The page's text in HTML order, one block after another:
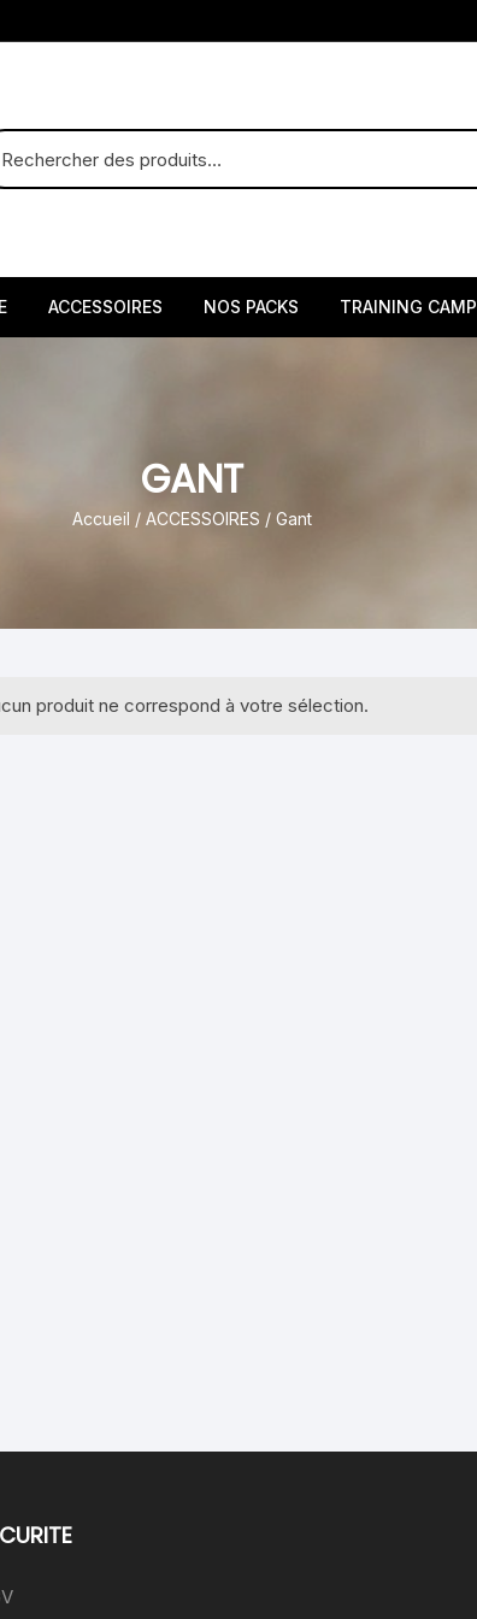
ACCESSOIRES NOS PACKS TRAINING CAMP
GANT
Accueil / ACCESSOIRES / Gant
produit ne correspond à votre sélection.